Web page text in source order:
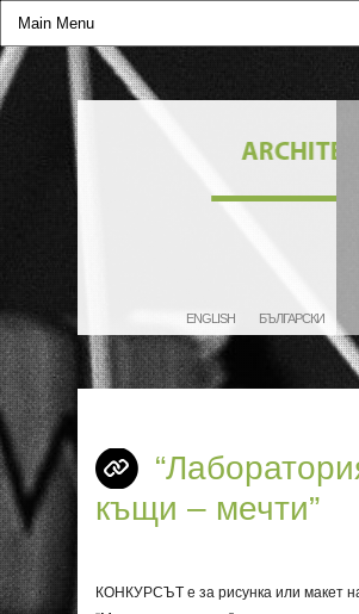
ENGLISH БЪЛГАРСКИ
къщи – мечти”
КОНКУРСЪТ е за рисунка или макет